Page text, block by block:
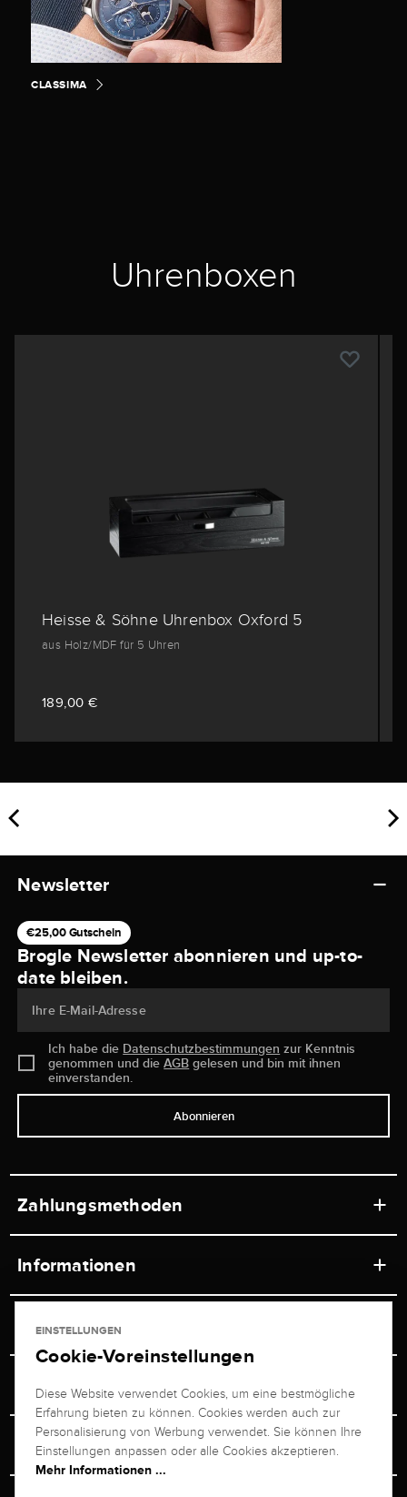
CLASSIMA
Uhrenboxen
Heisse & Söhne Uhrenbox Oxford 5
aus Holz/MDF für 5 Uhren
189,00 €
Newsletter
€25,00 Gutschein
Brogle Newsletter abonnieren und up-to-
date bleiben.
Ihre E-Mail-Adresse
Ich habe die Datenschutzbestimmungen zur Kenntnis
genommen und dieAGB gelesen und bin mit ihnen
einverstanden.
Abonnieren
Zahlungsmethoden
Informationen
Ladengeschäft
Versand & Zahlung
Ratgeber
Service
Newsletterabmeldung
Retouren-Service
Juwelier Brogle
Über uns
Unternehmen
Persönlicher Berater
EINSTELLUNGEN
Cookie-Voreinstellungen
Diese Website verwendet Cookies, um eine bestmögliche
Erfahrung bieten zu können. Cookies werden auch zur
Personalisierung von Werbung verwendet. Sie können Ihre
Einstellungen anpassen oder alle Cookies akzeptieren.
Mehr Informationen ...